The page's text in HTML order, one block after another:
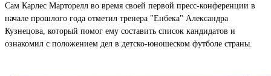
Сам Карлес Марторелл во время своей первой пресс-конференции в
начале прошлого года отметил тренера "Енбека" Александра
Кузнецова, который помог ему составить список кандидатов и
ознакомил с положением дел в детско-юношеском футболе страны.